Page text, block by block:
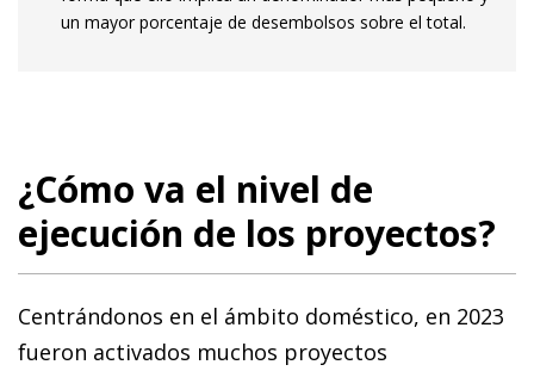
un mayor porcentaje de desembolsos sobre el total.
¿Cómo va el nivel de
ejecución de los proyectos?
Centrándonos en el ámbito doméstico, en 2023
fueron activados muchos proyectos